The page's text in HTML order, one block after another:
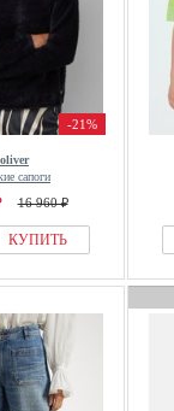
-21%
сапоги
16 960 ₽
КУПИТЬ